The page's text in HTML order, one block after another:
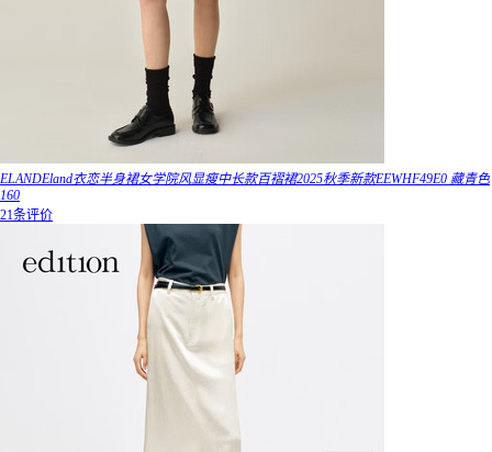
ELANDEland衣恋半身裙女学院风显瘦中长款百褶裙2025秋季新款EEWHF49E0 藏青色
160
21条评价